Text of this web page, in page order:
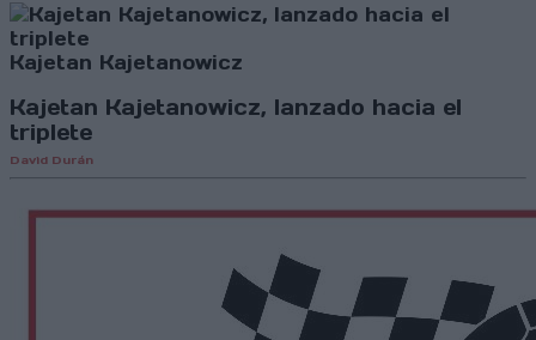
Kajetan Kajetanowicz
Kajetan Kajetanowicz, lanzado hacia el
triplete
David Durán